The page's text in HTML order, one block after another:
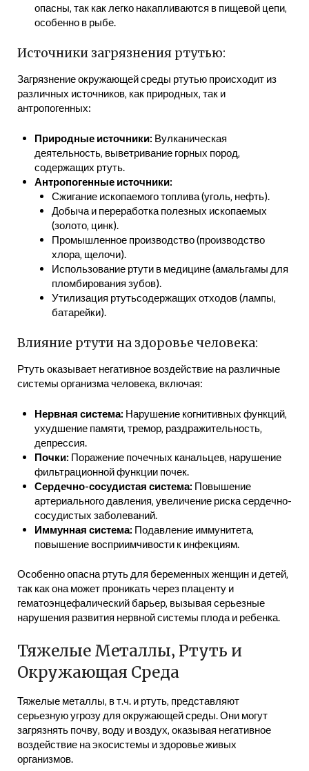
опасны‚ так как легко накапливаются в пищевой цепи‚
особенно в рыбе.
Источники загрязнения ртутью:
Загрязнение окружающей среды ртутью происходит из
различных источников‚ как природных‚ так и
антропогенных:
Природные источники: Вулканическая
деятельность‚ выветривание горных пород‚
содержащих ртуть.
Антропогенные источники:
Сжигание ископаемого топлива (уголь‚ нефть).
Добыча и переработка полезных ископаемых
(золото‚ цинк).
Промышленное производство (производство
хлора‚ щелочи).
Использование ртути в медицине (амальгамы для
пломбирования зубов).
Утилизация ртутьсодержащих отходов (лампы‚
батарейки).
Влияние ртути на здоровье человека:
Ртуть оказывает негативное воздействие на различные
системы организма человека‚ включая:
Нервная система: Нарушение когнитивных функций‚
ухудшение памяти‚ тремор‚ раздражительность‚
депрессия.
Почки: Поражение почечных канальцев‚ нарушение
фильтрационной функции почек.
Сердечно-сосудистая система: Повышение
артериального давления‚ увеличение риска сердечно-
сосудистых заболеваний.
Иммунная система: Подавление иммунитета‚
повышение восприимчивости к инфекциям.
Особенно опасна ртуть для беременных женщин и детей‚
так как она может проникать через плаценту и
гематоэнцефалический барьер‚ вызывая серьезные
нарушения развития нервной системы плода и ребенка.
Тяжелые Металлы‚ Ртуть и
Окружающая Среда
Тяжелые металлы‚ в т.ч. и ртуть‚ представляют
серьезную угрозу для окружающей среды. Они могут
загрязнять почву‚ воду и воздух‚ оказывая негативное
воздействие на экосистемы и здоровье живых
организмов.